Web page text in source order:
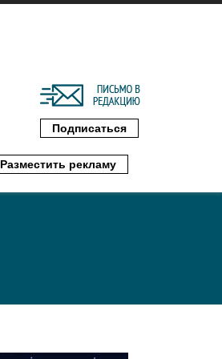
Подписаться
Разместить рекламу